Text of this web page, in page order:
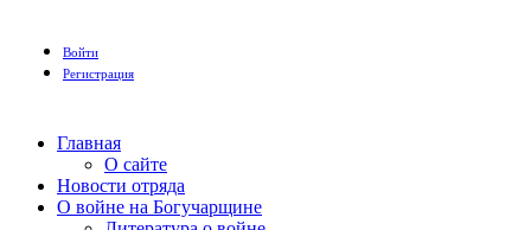
Войти
Регистрация
Главная
О сайте
Новости отряда
О войне на Богучарщине